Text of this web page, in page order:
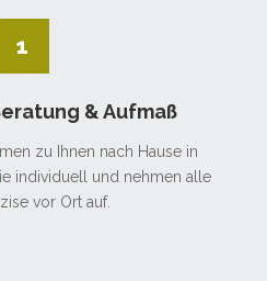
1
& Aufmaß
zu Ihnen nach Hause in
individuell und nehmen alle
vor Ort auf.